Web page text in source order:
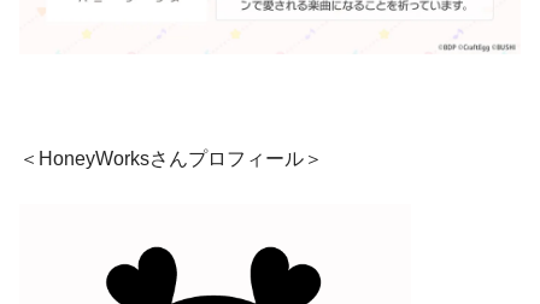
＜HoneyWorksさんプロフィール＞